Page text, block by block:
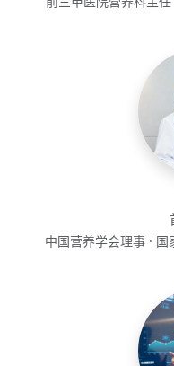
中国营养学会理事 ·